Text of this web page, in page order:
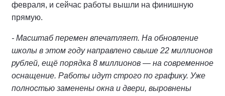
февраля, и сейчас работы вышли на финишную
прямую.
- Масштаб перемен впечатляет. На обновление
школы в этом году направлено свыше 22 миллионов
рублей, ещё порядка 8 миллионов — на современное
оснащение. Работы идут строго по графику. Уже
полностью заменены окна и двери, выровнены